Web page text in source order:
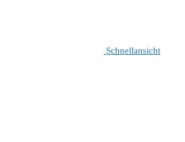
Schnellansicht